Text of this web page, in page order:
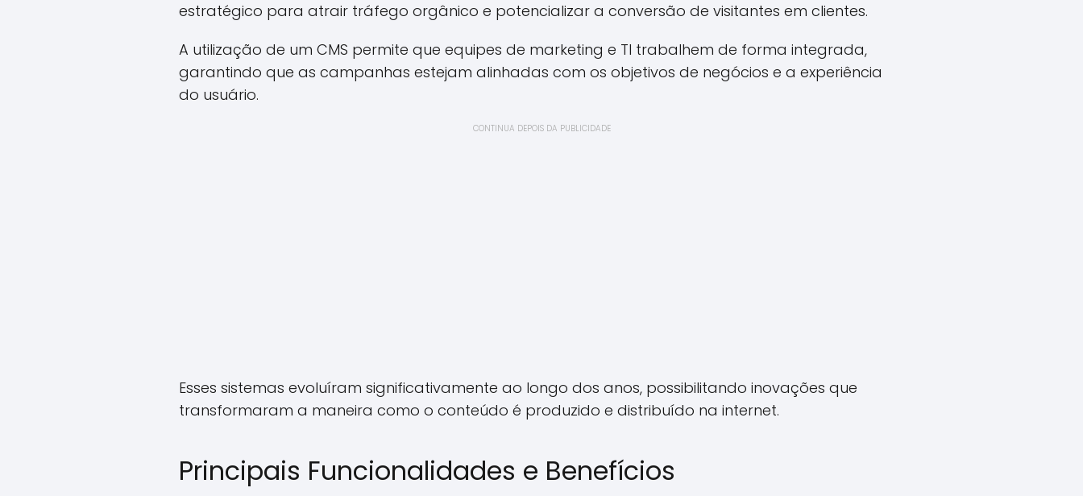
estratégico para atrair tráfego orgânico e potencializar a conversão de visitantes em clientes.
A utilização de um CMS permite que equipes de marketing e TI trabalhem de forma integrada,
garantindo que as campanhas estejam alinhadas com os objetivos de negócios e a experiência
do usuário.
CONTINUA DEPOIS DA PUBLICIDADE
Esses sistemas evoluíram significativamente ao longo dos anos, possibilitando inovações que
transformaram a maneira como o conteúdo é produzido e distribuído na internet.
Principais Funcionalidades e Benefícios